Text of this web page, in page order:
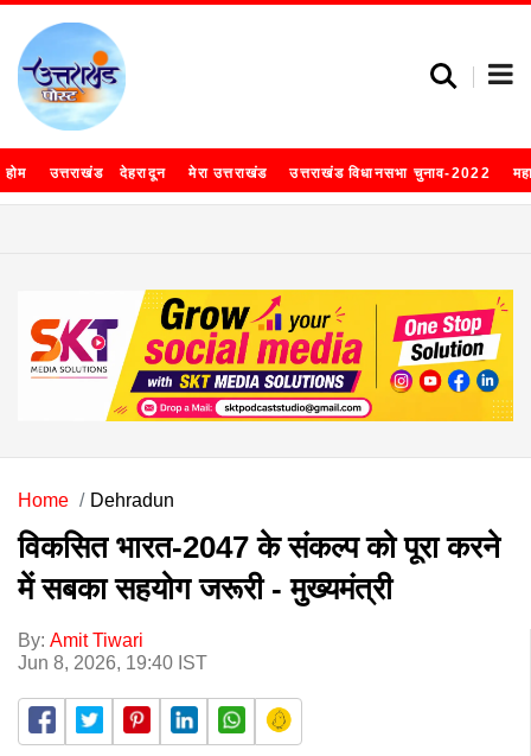
होम उत्तराखंड देहरादून मेरा उत्तराखंड उत्तराखंड विधानसभा चुनाव-2022
Home Dehradun
विकसित भारत-2047 के संकल्प को पूरा करने
में सबका सहयोग जरूरी - मुख्यमंत्री
By: Amit Tiwari
Jun 8, 2026, 19:40 IST